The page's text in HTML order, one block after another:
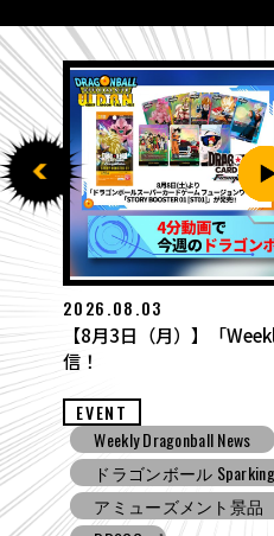
2026.07.27
【7月27日（月）】「
配信！
EVENT
Weekly Dragonball News
Ｖジャンプ
ドラゴンボールスーパ